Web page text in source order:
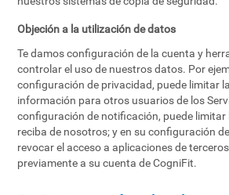
Objeción a la utilización de datos
Te damos configuración de la cuenta y
controlar el uso de nuestros datos. Por
configuración de privacidad, puede limitar
información para otros usuarios de los
configuración de notificación, puede
reciba de nosotros; y en su configuración
revocar el acceso a aplicaciones de
previamente a su cuenta de CogniFit.